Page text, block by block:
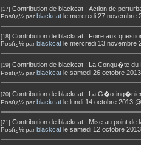
[17] Contribution de blackcat : Action de
Postï¿½ par blackcat le mercredi 27 novembre
[18] Contribution de blackcat : Foire aux
Postï¿½ par blackcat le mercredi 13 novembre
[19] Contribution de blackcat : La Conqu�te du
Postï¿½ par blackcat le samedi 26 octobre
[20] Contribution de blackcat : La G�o-
Postï¿½ par blackcat le lundi 14 octobre 2013
[21] Contribution de blackcat : Mise au point de
Postï¿½ par blackcat le samedi 12 octobre